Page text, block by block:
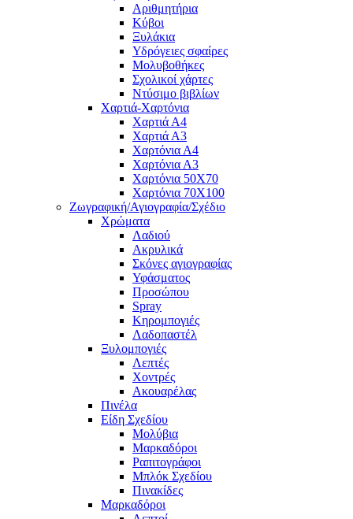
Αριθμητήρια
Κύβοι
Ξυλάκια
Υδρόγειες σφαίρες
Μολυβοθήκες
Σχολικοί χάρτες
Ντύσιμο βιβλίων
Χαρτιά-Χαρτόνια
Χαρτιά Α4
Χαρτιά Α3
Χαρτόνια Α4
Χαρτόνια Α3
Χαρτόνια 50Χ70
Χαρτόνια 70Χ100
Ζωγραφική/Αγιογραφία/Σχέδιο
Χρώματα
Λαδιού
Ακρυλικά
Σκόνες αγιογραφίας
Υφάσματος
Προσώπου
Spray
Κηρομπογιές
Λαδοπαστέλ
Ξυλομπογιές
Λεπτές
Χοντρές
Ακουαρέλας
Πινέλα
Είδη Σχεδίου
Μολύβια
Μαρκαδόροι
Ραπιτογράφοι
Μπλόκ Σχεδίου
Πινακίδες
Μαρκαδόροι